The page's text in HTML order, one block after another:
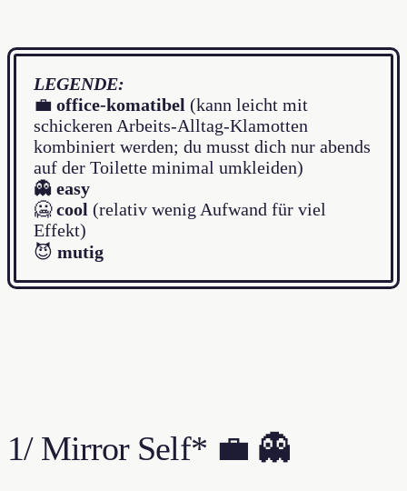
LEGENDE:
💼 office-komatibel (kann leicht mit
schickeren Arbeits-Alltag-Klamotten
kombiniert werden; du musst dich nur abends
auf der Toilette minimal umkleiden)
👻 easy
🥶cool (relativ wenig Aufwand für viel
Effekt)
😈 mutig
1/ Mirror Self* 💼 👻